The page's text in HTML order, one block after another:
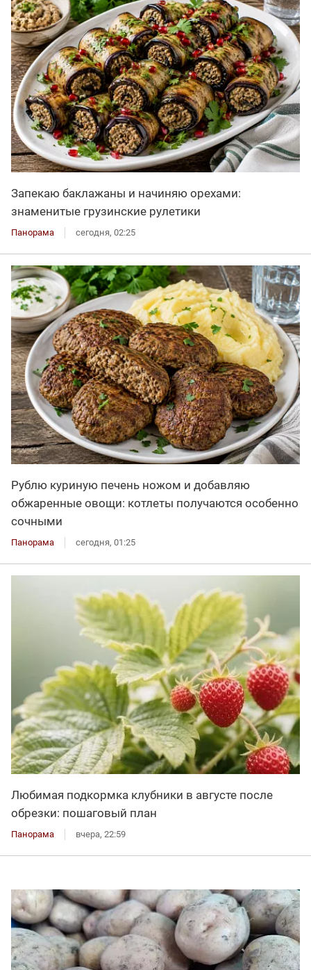
Запекаю баклажаны и начиняю орехами:
знаменитые грузинские рулетики
Панорама сегодня, 02:25
Рублю куриную печень ножом и добавляю
обжаренные овощи: котлеты получаются особенно
сочными
Панорама сегодня, 01:25
Любимая подкормка клубники в августе после
обрезки: пошаговый план
Панорама вчера, 22:59